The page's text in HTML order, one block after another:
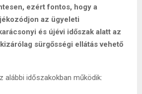
ezért fontos, hogy a
az ügyeleti
és újévi időszak alatt az
sürgősségi ellátás vehető
alábbi időszakokban működik: